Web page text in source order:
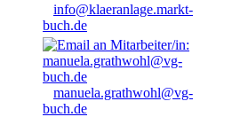
info@klaeranlage.markt-
buch.de
manuela.grathwohl@vg-
buch.de